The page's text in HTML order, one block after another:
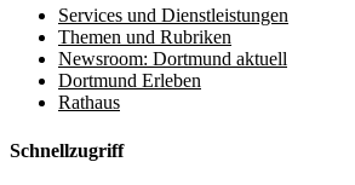
Services und Dienstleistungen
Themen und Rubriken
Newsroom: Dortmund aktuell
Dortmund Erleben
Rathaus
Schnellzugriff